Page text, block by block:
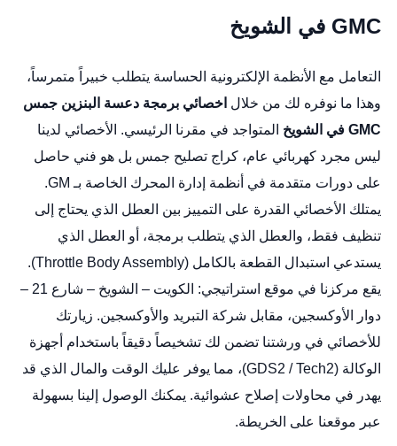
GMC في الشويخ
التعامل مع الأنظمة الإلكترونية الحساسة يتطلب خبيراً متمرساً،
وهذا ما نوفره لك من خلال اخصائي برمجة دعسة البنزين جمس
GMC في الشويخ
المتواجد في مقرنا الرئيسي. الأخصائي لدينا
ليس مجرد كهربائي عام، كراج تصليح جمس بل هو فني حاصل
على دورات متقدمة في أنظمة إدارة المحرك الخاصة بـ GM.
يمتلك الأخصائي القدرة على التمييز بين العطل الذي يحتاج إلى
تنظيف فقط، والعطل الذي يتطلب برمجة، أو العطل الذي
يستدعي استبدال القطعة بالكامل (Throttle Body Assembly).
يقع مركزنا في موقع استراتيجي: الكويت – الشويخ – شارع 21 –
دوار الأوكسجين، مقابل شركة التبريد والأوكسجين. زيارتك
للأخصائي في ورشتنا تضمن لك تشخيصاً دقيقاً باستخدام أجهزة
الوكالة (GDS2 / Tech2)، مما يوفر عليك الوقت والمال الذي قد
يهدر في محاولات إصلاح عشوائية. يمكنك الوصول إلينا بسهولة
عبر موقعنا على الخريطة.